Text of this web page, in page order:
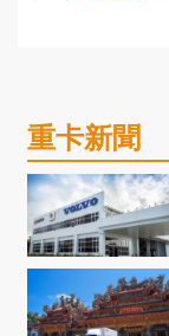
重卡新聞